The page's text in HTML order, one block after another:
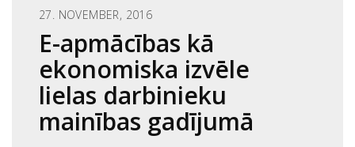
27. NOVEMBER, 2016
E-apmācības kā
ekonomiska izvēle
lielas darbinieku
mainības gadījumā